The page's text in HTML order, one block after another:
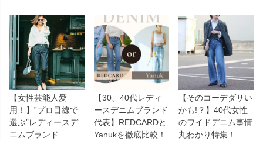
【女性芸能人愛
用！】”プロ目線で
選ぶ”レディースデ
ニムブランド
【30、40代レディ
ースデニムブランド
代表】REDCARDと
Yanukを徹底比較！
【そのコーデダサい
かも!？】40代女性
のワイドデニム事情
丸わかり特集！